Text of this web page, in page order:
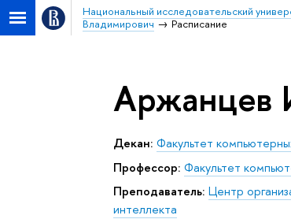
Национальный исследовательский
Владимирович
Расписание
Аржанцев
Декан: Факультет
Профессор: Факультет
Преподаватель: Центр
интеллекта